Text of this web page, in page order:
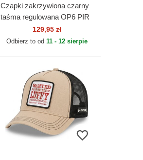
Czapki zakrzywiona czarny
taśma regulowana OP6 PIR
Piraci Słomkowego
Kapelusza One Piece
129,95 zł
Odbierz to od 11 - 12 sierpie